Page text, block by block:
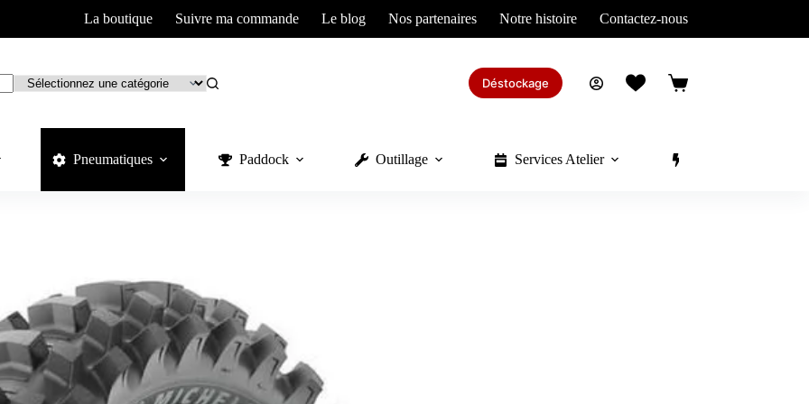
La boutique Suivre ma commande Le blog Nos partenaires Notre histoire Contactez-nous
Déstockage
Panier
Pneumatiques Paddock Outillage Services Atelier